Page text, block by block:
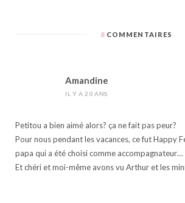
8COMMENTAIRES
Amandine
IL Y A 20 ANS
Petitou a bien aimé alors? ça ne fait pas peur?
Pour nous pendant les vacances, ce fut Happy
papa qui a été choisi comme accompagnateur…
Et chéri et moi-même avons vu Arthur et les